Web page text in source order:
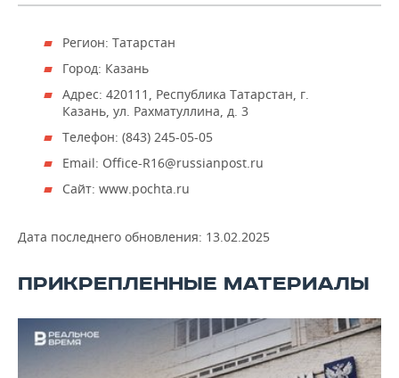
Регион: Татарстан
Город: Казань
Адрес: 420111, Республика Татарстан, г.
Казань, ул. Рахматуллина, д. 3
Телефон: (843) 245-05-05
Email: Office-R16@russianpost.ru
Сайт: www.pochta.ru
Дата последнего обновления: 13.02.2025
ПРИКРЕПЛЕННЫЕ МАТЕРИАЛЫ